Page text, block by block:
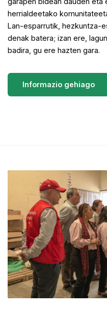
herrialdeetako
Lan-esparrutik, hezkuntza-
denak batera; izan ere,
badira, gu ere hazten gara.
Informazio gehiago